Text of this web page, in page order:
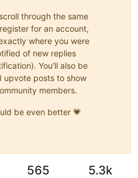
through the same
for an account,
where you were
of new replies
You'll also be
upvote posts to show
members.
be even better 💗
565 5.3k